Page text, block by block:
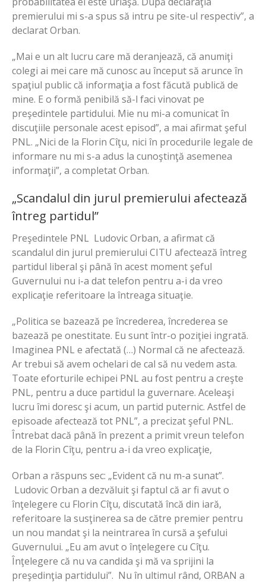
premierului mi s-a spus să intru pe site-ul respectiv”, a
declarat Orban.
„Mai e un alt lucru care mă deranjează, că anumiţi
colegi ai mei care mă cunosc au început să arunce în
spaţiul public că informaţia a fost făcută publică de
mine. E o formă penibilă să-l faci vinovat pe
preşedintele partidului. Mie nu mi-a comunicat în
discuţiile personale acest episod”, a mai afirmat şeful
PNL. „Nici de la Florin Cîţu, nici în procedurile legale de
informare nu mi s-a adus la cunoştinţă asemenea
informaţii”, a completat Orban.
„Scandalul din jurul premierului afectează
întreg partidul”
Preşedintele PNL Ludovic Orban, a afirmat că
scandalul din jurul premierului CITU afectează întreg
partidul liberal şi până în acest moment şeful
Guvernului nu i-a dat telefon pentru a-i da vreo
explicaţie referitoare la întreaga situaţie.
„Politica se bazează pe încrederea, încrederea se
bazează pe onestitate. Eu sunt într-o poziţiei ingrată.
Imaginea PNL e afectată (…) Normal că ne afectează.
Ar trebui să avem ochelari de cal să nu vedem asta.
Toate eforturile echipei PNL au fost pentru a creşte
PNL, pentru a duce partidul la guvernare. Aceleaşi
lucru îmi doresc şi acum, un partid puternic. Astfel de
episoade afectează tot PNL”, a precizat şeful PNL.
Întrebat dacă până în prezent a primit vreun telefon
de la Florin Cîţu, pentru a-i da vreo explicaţie,
Orban a răspuns sec: „Evident că nu m-a sunat”.
Ludovic Orban a dezvăluit şi faptul că ar fi avut o
înţelegere cu Florin Cîţu, discutată încă din iară,
referitoare la susţinerea sa de către premier pentru
un nou mandat şi la neintrarea în cursă a şefului
Guvernului. „Eu am avut o înţelegere cu Cîţu.
Înţelegere că nu va candida şi mă va sprijini la
preşedinţia partidului”. Nu în ultimul rând, ORBAN a